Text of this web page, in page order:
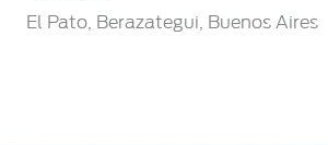
El Pato, Berazategui, Buenos Aires